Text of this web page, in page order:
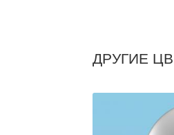
ДРУГИЕ